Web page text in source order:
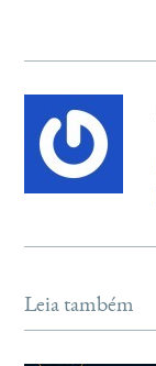
Leia também